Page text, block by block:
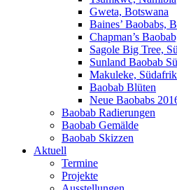
Gweta, Botswana
Baines’ Baobabs,
Chapman’s
Sagole Big Tree,
Sunland Baobab
Makuleke,
Baobab Blüten
Neue Baobabs
Baobab Radierungen
Baobab Gemälde
Baobab Skizzen
Aktuell
Termine
Projekte